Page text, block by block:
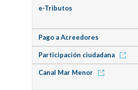
e-Tributos
Pago a Acreedores
Participación ciudadana
Canal Mar Menor